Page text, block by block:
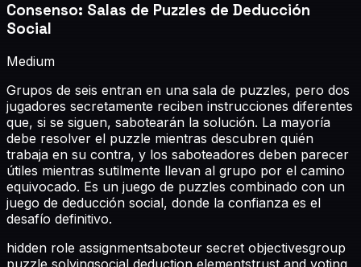
Consenso: Salas de Puzzles de Deducción
Social
Medium
Grupos de seis entran en una sala de puzzles, pero dos
jugadores secretamente reciben instrucciones diferentes
que, si se siguen, sabotearán la solución. La mayoría
debe resolver el puzzle mientras descubren quién
trabaja en su contra, y los saboteadores deben parecer
útiles mientras sutilmente llevan al grupo por el camino
equivocado. Es un juego de puzzles combinado con un
juego de deducción social, donde la confianza es el
desafío definitivo.
hidden role assignmentsaboteur secret objectivesgroup
puzzle solvingsocial deduction elementstrust and voting